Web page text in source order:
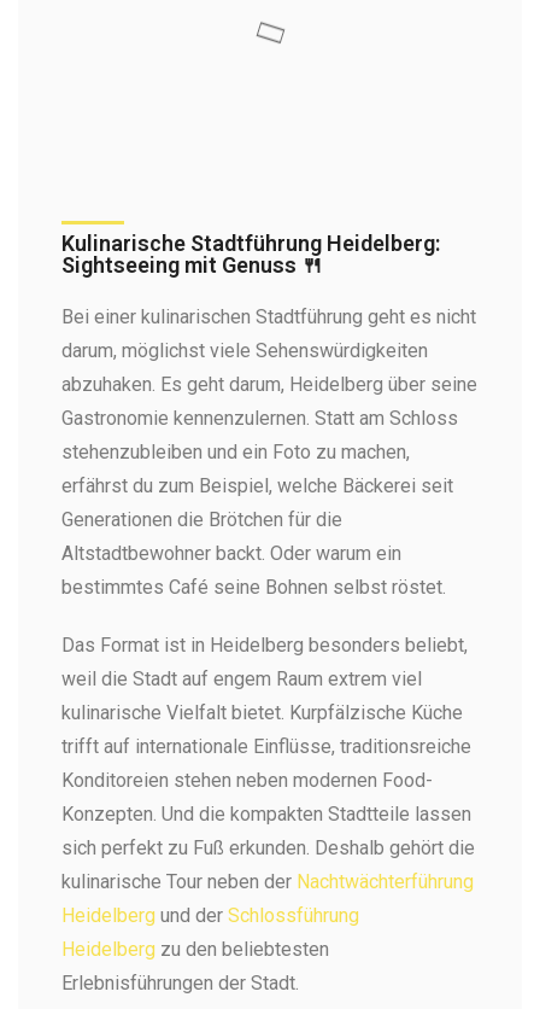
Kulinarische Stadtführung Heidelberg:
Sightseeing mit Genuss 🍴
Bei einer kulinarischen Stadtführung geht es nicht
darum, möglichst viele Sehenswürdigkeiten
abzuhaken. Es geht darum, Heidelberg über seine
Gastronomie kennenzulernen. Statt am Schloss
stehenzubleiben und ein Foto zu machen,
erfährst du zum Beispiel, welche Bäckerei seit
Generationen die Brötchen für die
Altstadtbewohner backt. Oder warum ein
bestimmtes Café seine Bohnen selbst röstet.
Das Format ist in Heidelberg besonders beliebt,
weil die Stadt auf engem Raum extrem viel
kulinarische Vielfalt bietet. Kurpfälzische Küche
trifft auf internationale Einflüsse, traditionsreiche
Konditoreien stehen neben modernen Food-
Konzepten. Und die kompakten Stadtteile lassen
sich perfekt zu Fuß erkunden. Deshalb gehört die
kulinarische Tour neben der Nachtwächterführung
Heidelberg und der Schlossführung
Heidelberg zu den beliebtesten
Erlebnisführungen der Stadt.